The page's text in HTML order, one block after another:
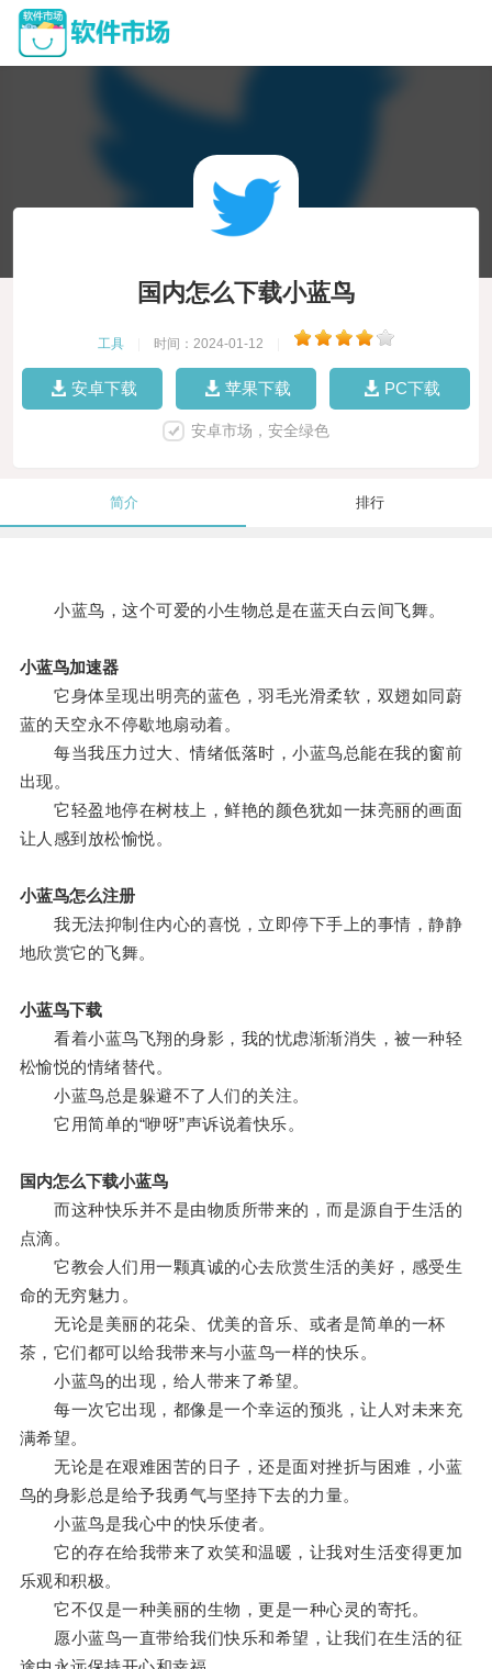
国内怎么下载小蓝鸟
工具 时间：2024-01-12
安卓下载 苹果下载 PC下载
安卓市场，安全绿色
简介 排行
小蓝鸟，这个可爱的小生物总是在蓝天白云间飞舞。
小蓝鸟加速器
它身体呈现出明亮的蓝色，羽毛光滑柔软，双翅如同蔚
蓝的天空永不停歇地扇动着。
每当我压力过大、情绪低落时，小蓝鸟总能在我的窗前
出现。
它轻盈地停在树枝上，鲜艳的颜色犹如一抹亮丽的画面
让人感到放松愉悦。
小蓝鸟怎么注册
我无法抑制住内心的喜悦，立即停下手上的事情，静静
地欣赏它的飞舞。
小蓝鸟下载
看着小蓝鸟飞翔的身影，我的忧虑渐渐消失，被一种轻
松愉悦的情绪替代。
小蓝鸟总是躲避不了人们的关注。
它用简单的“咿呀”声诉说着快乐。
国内怎么下载小蓝鸟
而这种快乐并不是由物质所带来的，而是源自于生活的
点滴。
它教会人们用一颗真诚的心去欣赏生活的美好，感受生
命的无穷魅力。
无论是美丽的花朵、优美的音乐、或者是简单的一杯
茶，它们都可以给我带来与小蓝鸟一样的快乐。
小蓝鸟的出现，给人带来了希望。
每一次它出现，都像是一个幸运的预兆，让人对未来充
满希望。
无论是在艰难困苦的日子，还是面对挫折与困难，小蓝
鸟的身影总是给予我勇气与坚持下去的力量。
小蓝鸟是我心中的快乐使者。
它的存在给我带来了欢笑和温暖，让我对生活变得更加
乐观和积极。
它不仅是一种美丽的生物，更是一种心灵的寄托。
愿小蓝鸟一直带给我们快乐和希望，让我们在生活的征